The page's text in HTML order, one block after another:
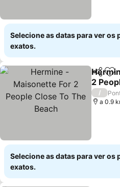
Selecione as datas para ver os
exatos.
Partilhar
2
Beach
Ver
/
a 0.9
Selecione as datas para ver os
exatos.